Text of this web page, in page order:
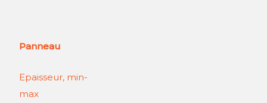
Panneau
Epaisseur, min-